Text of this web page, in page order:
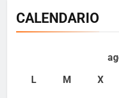
CALENDARIO
L
M X